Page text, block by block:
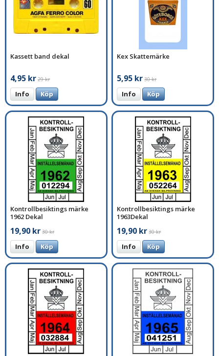
Kassett band dekal
4,95 kr 29 kr
Info Köp
Kex Skattemärke
5,95 kr 30 kr
Info Köp
Kontrollbesiktings märke
1962 Dekal
19,90 kr 30 kr
Info Köp
Kontrollbesiktings märke
1963Dekal
19,90 kr 30 kr
Info Köp